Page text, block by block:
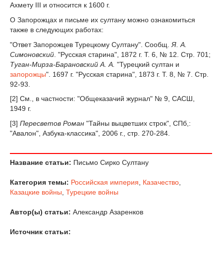
Ахмету III и относится к 1600 г.
О Запорожцах и письме их султану можно ознакомиться
также в следующих работах:
"Ответ Запорожцев Турецкому Султану". Сообщ. Я. А.
Симоновский . "Русская старина", 1872 г. Т. 6, № 12. Стр. 701;
Туган-Мирза-Барановский А. А. "Турецкий султан и
запорожцы". 1697 г. "Русская старина", 1873 г. Т. 8, № 7. Стр.
92-93.
[2] См., в частности: "Общеказачий журнал" № 9, САСШ,
1949 г.
[3] Пересветов Роман "Тайны выцветших строк", СПб,:
"Авалон", Азбука-классика", 2006 г., стр. 270-284.
Название статьи: Письмо Сирко Султану
Категория темы: Российская империя Казачество
Казацкие войны Турецкие войны
Автор(ы) статьи: Александр Азаренков
Источник статьи: